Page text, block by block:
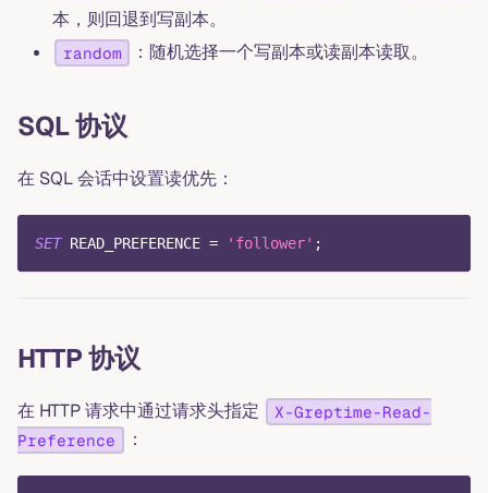
本，则回退到写副本。
random ：随机选择一个写副本或读副本读取。
SQL 协议
在 SQL 会话中设置读优先：
SET READ_PREFERENCE = 'follower' ;
HTTP 协议
在 HTTP 请求中通过请求头指定
X-Greptime-Read-
Preference
：